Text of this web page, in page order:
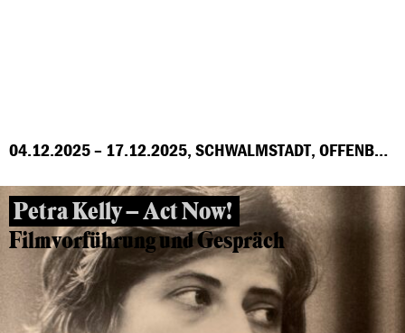
04.12.2025 – 17.12.2025, SCHWALMSTADT, OFFENBACH, MARBURG, FRANKFURT, GROSS-GERAU, HÖCHST
Petra Kelly – Act Now!
Filmvorführung und Gespräch